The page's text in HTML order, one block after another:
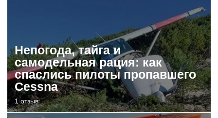
Непогода, тайга и
самодельная рация: как
спаслись пилоты пропавшего
Cessna
1 отзыв